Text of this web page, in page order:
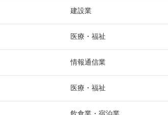
建設業
医療・福祉
情報通信業
医療・福祉